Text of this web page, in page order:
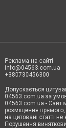
Реклама на сайті
info@04563.com.ua
+380730456300
Допускається
04563.com.ua за
04563.com.ua - Сайт
розміщення
на цитовані статті
Порушення